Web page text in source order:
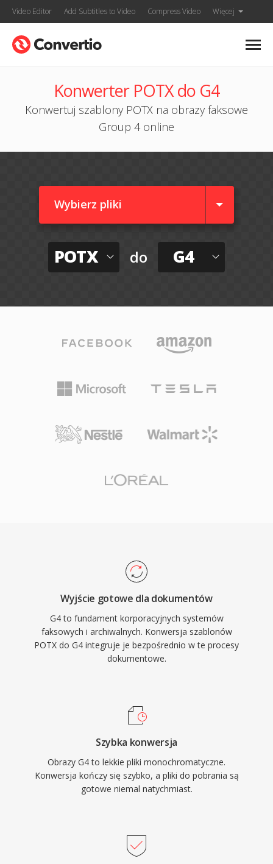
Video Editor Add Subtitles to Video Compress Video Więcej
Konwerter POTX do G4
Konwertuj szablony POTX na obrazy faksowe
Group 4 online
Wybierz pliki
POTX do G4
Wyjście gotowe dla dokumentów
G4 to fundament korporacyjnych systemów
faksowych i archiwalnych. Konwersja szablonów
POTX do G4 integruje je bezpośrednio w te procesy
dokumentowe.
Szybka konwersja
Obrazy G4 to lekkie pliki monochromatyczne.
Konwersja kończy się szybko, a pliki do pobrania są
gotowe niemal natychmiast.